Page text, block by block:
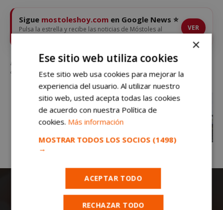
Sigue mostoleshoy.com en Google News ⭐
Pulsa la estrella y recibe las noticias de Móstoles al
instante
VER
Luz verde a la conexión del PAU-4 de Móstoles con la R-5: «Las obras
comenzarán muy pronto»
×
Ese sitio web utiliza cookies
Este sitio web usa cookies para mejorar la
experiencia del usuario. Al utilizar nuestro
sitio web, usted acepta todas las cookies
de acuerdo con nuestra Política de
cookies. Más información
MOSTRAR TODOS LOS SOCIOS (1498)
→
ACEPTAR TODO
RECHAZAR TODO